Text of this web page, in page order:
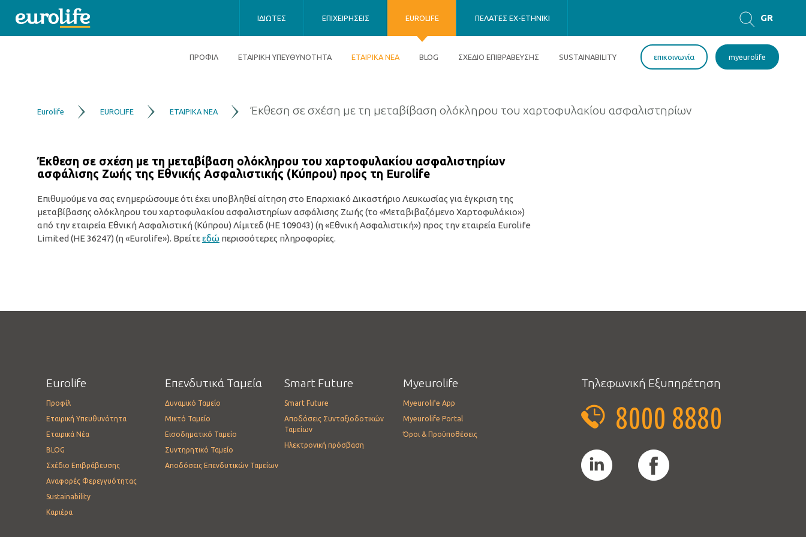
ΙΔΙΩΤΕΣ ΕΠΙΧΕΙΡΗΣΕΙΣ EUROLIFE
ΠΡΟΦΙΛ ΕΤΑΙΡΙΚΗ ΥΠΕΥΘΥΝΟΤΗΤΑ ΕΤΑΙΡΙΚΑ ΝΕΑ BLOG ΣΧΕΔΙΟ ΕΠΙΒΡΑΒΕΥΣΗΣ SUSTAINABILITY
ΠΕΛΑΤΕΣ EX-ETHNIKI GR
EN
επικοινωνία myeurolife
Eurolife EUROLIFE ΕΤΑΙΡΙΚΑ ΝΕΑ Έκθεση σε σχέση με τη μεταβίβαση ολόκληρου του χαρτοφυλακίου ασφαλιστηρίων
Έκθεση σε σχέση με τη μεταβίβαση ολόκληρου του χαρτοφυλακίου ασφαλιστηρίων
ασφάλισης Ζωής της Εθνικής Ασφαλιστικής (Κύπρου) προς τη Eurolife
Επιθυμούμε να σας ενημερώσουμε ότι έχει υποβληθεί αίτηση στο Επαρχιακό Δικαστήριο Λευκωσίας για έγκριση της
μεταβίβασης ολόκληρου του χαρτοφυλακίου ασφαλιστηρίων ασφάλισης Ζωής (το «Μεταβιβαζόμενο Χαρτοφυλάκιο»)
από την εταιρεία Εθνική Ασφαλιστική (Κύπρου) Λίμιτεδ (ΗΕ 109043) (η «Εθνική Ασφαλιστική») προς την εταιρεία Eurolife
Limited (HE 36247) (η «Eurolife»). Βρείτεεδώ περισσότερες πληροφορίες.
Eurolife
Προφίλ
Εταιρική Υπευθυνότητα
Εταιρικά Νέα
BLOG
Σχέδιο Επιβράβευσης
Αναφορές Φερεγγυότητας
Sustainability
Καριέρα
Επενδυτικά Ταμεία
Δυναμικό Ταμείο
Μικτό Ταμείο
Εισοδηματικό Ταμείο
Συντηρητικό Ταμείο
Αποδόσεις Επενδυτικών Ταμείων
Smart Future
Smart Future
Αποδόσεις Συνταξιοδοτικών
Ταμείων
Ηλεκτρονική πρόσβαση
Myeurolife
Myeurolife App
Myeurolife Portal
Όροι & Προϋποθέσεις
Τηλεφωνική Εξυπηρέτηση
8000 8880